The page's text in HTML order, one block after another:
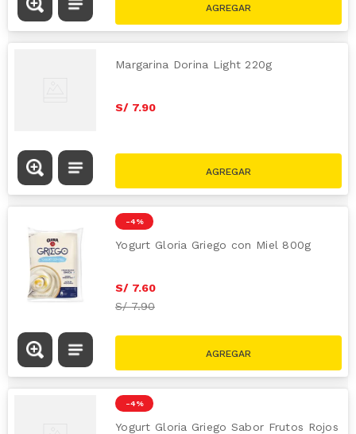
Margarina Dorina Light 220g
S/ 7.90
-4 %
Yogurt Gloria Griego con Miel 800g
S/ 7.60
S/7.90
-4 %
Yogurt Gloria Griego Sabor Frutos Rojos